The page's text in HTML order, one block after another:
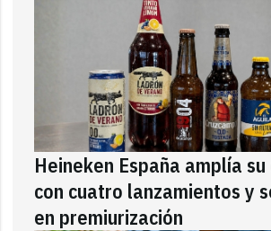
Heineken España amplía
con cuatro lanzamientos y
en premiurización